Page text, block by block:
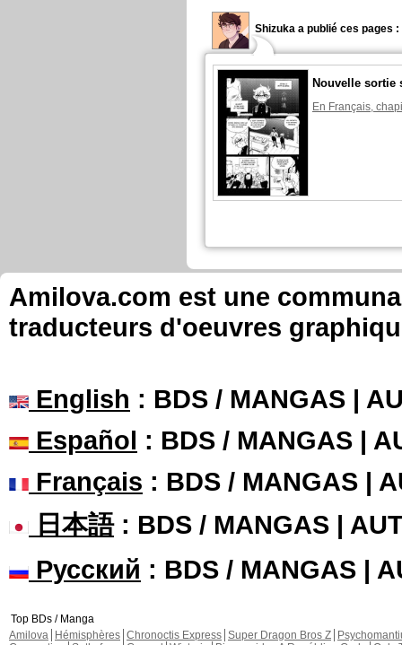
Shizuka a publié ces pages :
Nouvelle sortie
En Français,
Amilova.com est une
traducteurs d'oeuvres
English : BDS / MANGAS |
Español : BDS / MANGAS |
Français : BDS / MANGAS |
日本語: BDS / MANGAS |
Русский : BDS / MANGAS |
Top BDs / Manga
Amilova
Hémisphères Chronoctis Express Super Dragon Bros Z